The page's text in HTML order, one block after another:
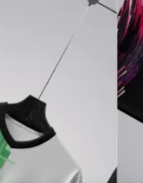
Markalar
Periyodik Kontrol
İthalat İhracat